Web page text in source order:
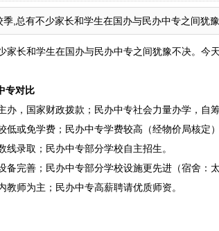
季,总有不少家长和学生在国办与民办中专之间犹
家长和学生在国办与民办中专之间犹豫不决。今
专对比
办，国家财政拨款；民办中专社会力量办学，自筹
低或免学费；民办中专学费较高（经物价局核定）
线录取；民办中专部分学校自主招生。
备完善；民办中专部分学校设施更先进（宿舍：
教师为主；民办中专高薪聘请优质师资。